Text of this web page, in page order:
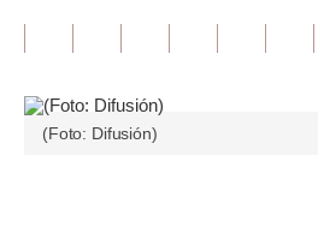
Opinión
Editorial
Pregunta de hoy
(Foto: Difusión)